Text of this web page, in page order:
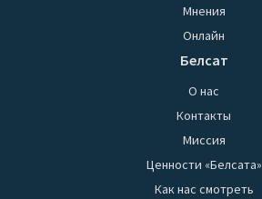
Мнения
Онлайн
Белсат
О нас
Контакты
Миссия
Ценности «Белсата»
Как нас смотреть